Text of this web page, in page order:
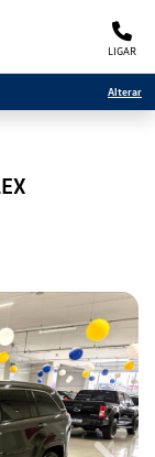
LIGAR
Alterar